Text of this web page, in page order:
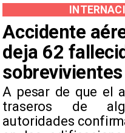
Accidente
deja 62
sobrevivientes
​A pesar de que el
traseros de
autoridades